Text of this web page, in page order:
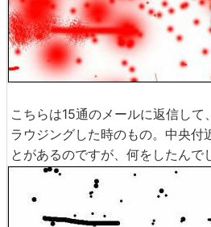
こちらは15通のメールに返信し
ラウジングした時のもの。中央付
とがあるのですが、何をしたんで